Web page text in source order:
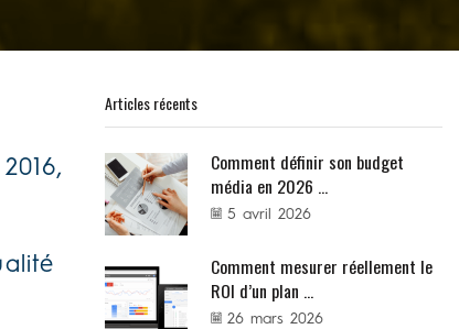
Articles récents
Comment définir son budget
média en 2026 ...
5 avril 2026
Comment mesurer réellement le
ROI d’un plan ...
26 mars 2026